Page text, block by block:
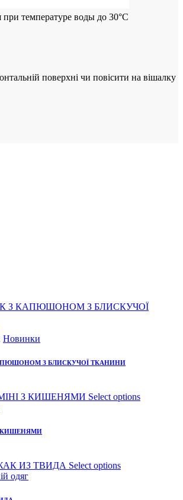
при температуре воды до 30°C
поверхні чи повісити на вішалку
Новинки
З БЛИСКУЧОЇ ТКАНИНИ
Select options
КИШЕНЯМИ
Select options
одяг